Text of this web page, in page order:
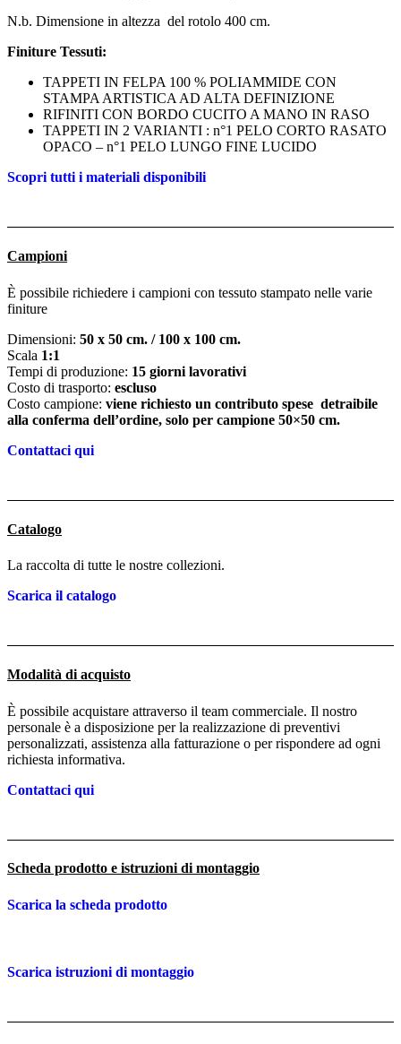
N.b. Dimensione in altezza del rotolo 400 cm.
Finiture Tessuti:
TAPPETI IN FELPA 100 % POLIAMMIDE CON
STAMPA ARTISTICA AD ALTA DEFINIZIONE
RIFINITI CON BORDO CUCITO A MANO IN RASO
TAPPETI IN 2 VARIANTI : n°1 PELO CORTO RASATO
OPACO – n°1 PELO LUNGO FINE LUCIDO
Scopri tutti i materiali disponibili
Campioni
È possibile richiedere i campioni con tessuto stampato nelle varie
finiture
Dimensioni: 50 x 50 cm. / 100 x 100 cm.
Scala 1:1
Tempi di produzione: 15 giorni lavorativi
Costo di trasporto: escluso
Costo campione: viene richiesto un contributo spese detraibile
alla conferma dell’ordine, solo per campione 50×50 cm.
Contattaci qui
Catalogo
La raccolta di tutte le nostre collezioni.
Scarica il catalogo
Modalità di acquisto
È possibile acquistare attraverso il team commerciale. Il nostro
personale è a disposizione per la realizzazione di preventivi
personalizzati, assistenza alla fatturazione o per rispondere ad ogni
richiesta informativa.
Contattaci qui
Scheda prodotto e istruzioni di montaggio
Scarica la scheda prodotto
Scarica istruzioni di montaggio